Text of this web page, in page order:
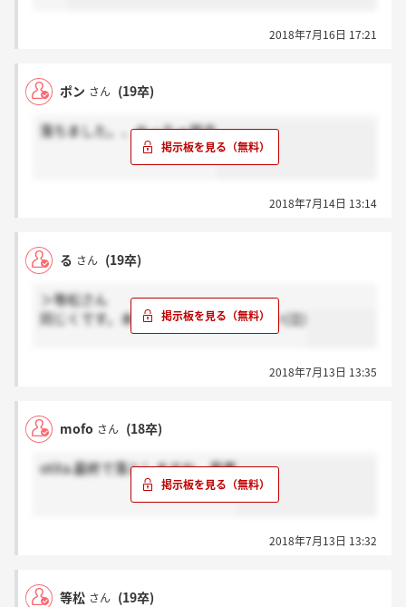
2018年7月16日 17:21
ポン さん (19卒)
落ちました。、めっちゃ残念
2018年7月14日 13:14
る さん (19卒)
＞等松さん
同じくです。本当に入りたかった悔しい(泣)
2018年7月13日 13:35
mofo さん (18卒)
otita.最終で落としますね。最悪
2018年7月13日 13:32
等松 さん (19卒)